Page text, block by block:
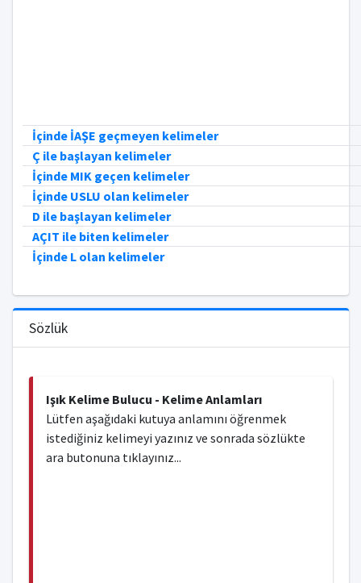
İçinde İAŞE geçmeyen kelimeler
Ç ile başlayan kelimeler
İçinde MIK geçen kelimeler
İçinde USLU olan kelimeler
D ile başlayan kelimeler
AÇIT ile biten kelimeler
İçinde L olan kelimeler
Sözlük
Işık Kelime Bulucu - Kelime Anlamları
Lütfen aşağıdaki kutuya anlamını öğrenmek
istediğiniz kelimeyi yazınız ve sonrada sözlükte
ara butonuna tıklayınız...